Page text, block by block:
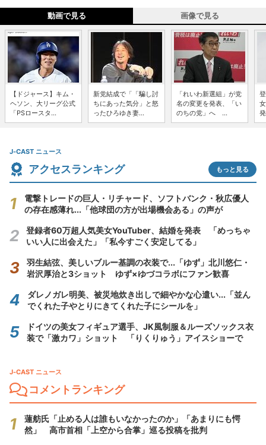
動画で見る 画像で見る
【ドジャース】キム・
ヘソン、大リーグ公式
「PSロースタ...
新党結成で「「騙し討
ちにあった気分」と怒
ったひろゆき妻...
「れいわ新選組」が党
名の変更を発表、「い
のちの党」へ ...
J-CAST ニュース
アクセスランキング もっと見る
電撃トレードの巨人・リチャード、ソフトバンク・秋広優人
の存在感薄れ...「他球団の方が出場機会ある」の声が
登録者60万超人気美女YouTuber、結婚を発表 「めっちゃ
いい人に出会えた」「私今すごく安定してる」
羽生結弦、美しいブルー基調の衣装で...「ゆず」北川悠仁・
岩沢厚治と3ショット ゆず×ゆづコラボにファン歓喜
ダレノガレ明美、被災地炊き出しで細やかな心遣い...「並ん
でくれた子やとりにきてくれた子にシールを」
ドイツの美女フィギュア選手、JK風制服＆ルーズソックス衣
装で「激カワ」ショット 「りくりゅう」アイスショーで
J-CAST ニュース
コメントランキング
蓮舫氏「止める人は誰もいなかったのか」「あまりにも愕
然」 高市首相「上空から合掌」巡る投稿を批判